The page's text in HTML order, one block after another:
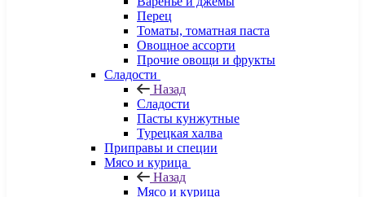
Перец
Томаты, томатная паста
Овощное ассорти
Прочие овощи и фрукты
Сладости
Назад
Сладости
Пасты кунжутные
Турецкая халва
Приправы и специи
Мясо и курица
Назад
Мясо и курица